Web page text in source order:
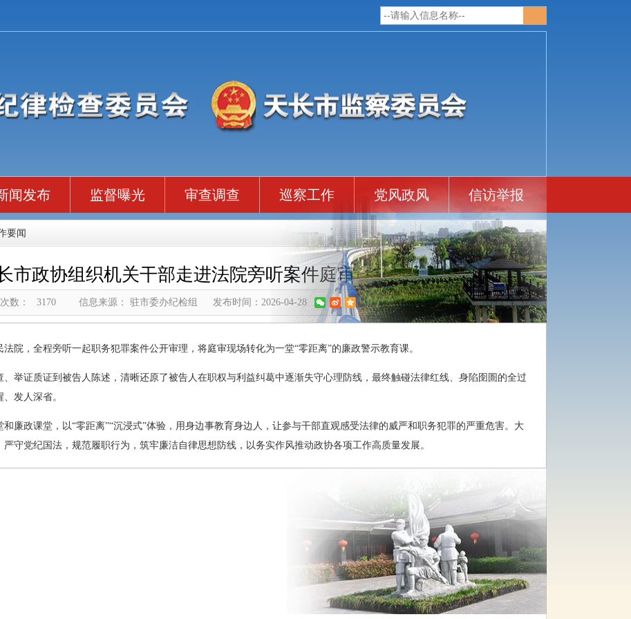
闻发布 监督曝光 审查调查 巡察工作 党风政风 信访举报
要闻
市政协组织机关干部走进法院旁听案件庭审
数： 3170 信息来源： 驻市委办纪检组 发布时间：2026-04-28
院，全程旁听一起职务犯罪案件公开审理，将庭审现场转化为一堂“零距离”的廉政警示教育课。
举证质证到被告人陈述，清晰还原了被告人在职权与利益纠葛中逐渐失守心理防线，最终触碰法律红线、身陷囹圄的全过
发人深省。
廉政课堂，以“零距离”“沉浸式”体验，用身边事教育身边人，让参与干部直观感受法律的威严和职务犯罪的严重危害。大
守党纪国法，规范履职行为，筑牢廉洁自律思想防线，以务实作风推动政协各项工作高质量发展。